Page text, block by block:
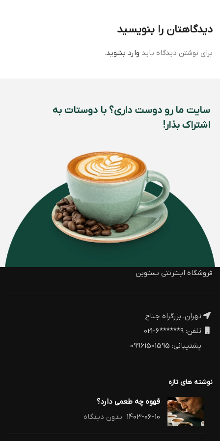
دیدگاهتان را بنویسید
برای نوشتن دیدگاه باید وارد بشوید.
سایت ما رو دوست داری؟ با دوستات به
اشتراک بذار!
فروشگاه اینترنتی بستوین
تهران، بزرگراه جناح
تلفن: 9******6-021
پشتیبانی: 09961501595
نوشته های تازه
قهوه چه طعمی دارد؟
1403-06-10 بدون دیدگاه